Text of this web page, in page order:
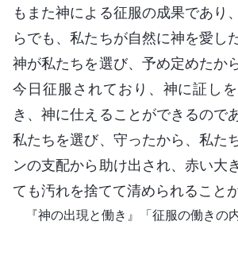
もまた神による征服の成果であり
らでも、私たちが自然に神を愛し
神が私たちを選び、予め定めたか
今日征服されており、神に証し
き、神に仕えることができるので
私たちを選び、守ったから、私た
ンの支配から助け出され、赤い大
ても汚れを捨てて清められること
『神の出現と働き』「征服の働きの